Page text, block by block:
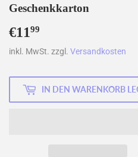
Geschenkkarton
€1199
inkl. MwSt. zzgl. Versandkosten
IN DEN WARENKORB